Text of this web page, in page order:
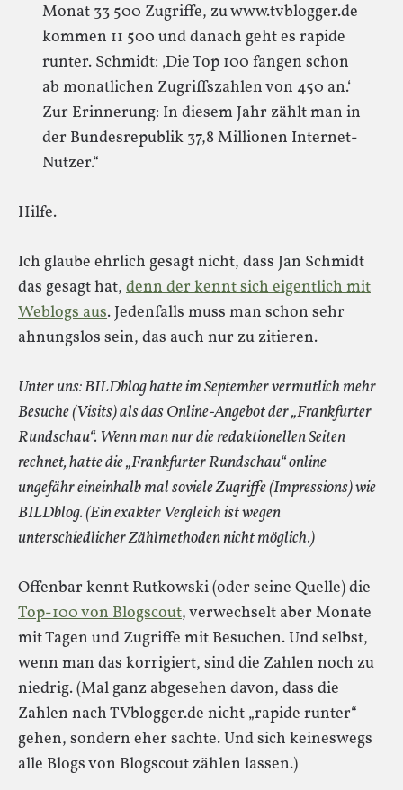
Monat 33 500 Zugriffe, zu www.tvblogger.de
kommen 11 500 und danach geht es rapide
runter. Schmidt: ‚Die Top 100 fangen schon
ab monatlichen Zugriffszahlen von 450 an.‘
Zur Erinnerung: In diesem Jahr zählt man in
der Bundesrepublik 37,8 Millionen Internet-
Nutzer.“
Hilfe.
Ich glaube ehrlich gesagt nicht, dass Jan Schmidt
das gesagt hat, denn der kennt sich eigentlich mit
Weblogs aus. Jedenfalls muss man schon sehr
ahnungslos sein, das auch nur zu zitieren.
Unter uns: BILDblog hatte im September vermutlich mehr
Besuche (Visits) als das Online-Angebot der „Frankfurter
Rundschau“. Wenn man nur die redaktionellen Seiten
rechnet, hatte die „Frankfurter Rundschau“ online
ungefähr eineinhalb mal soviele Zugriffe (Impressions) wie
BILDblog. (Ein exakter Vergleich ist wegen
unterschiedlicher Zählmethoden nicht möglich.)
Offenbar kennt Rutkowski (oder seine Quelle) die
Top-100 von Blogscout, verwechselt aber Monate
mit Tagen und Zugriffe mit Besuchen. Und selbst,
wenn man das korrigiert, sind die Zahlen noch zu
niedrig. (Mal ganz abgesehen davon, dass die
Zahlen nach TVblogger.de nicht „rapide runter“
gehen, sondern eher sachte. Und sich keineswegs
alle Blogs von Blogscout zählen lassen.)